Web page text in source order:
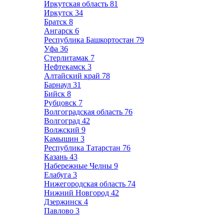
Иркутская область 81
Иркутск 34
Братск 8
Ангарск 6
Республика Башкортостан 79
Уфа 36
Стерлитамак 7
Нефтекамск 3
Алтайский край 78
Барнаул 31
Бийск 8
Рубцовск 7
Волгоградская область 76
Волгоград 42
Волжский 9
Камышин 3
Республика Татарстан 76
Казань 43
Набережные Челны 9
Елабуга 3
Нижегородская область 74
Нижний Новгород 42
Дзержинск 4
Павлово 3